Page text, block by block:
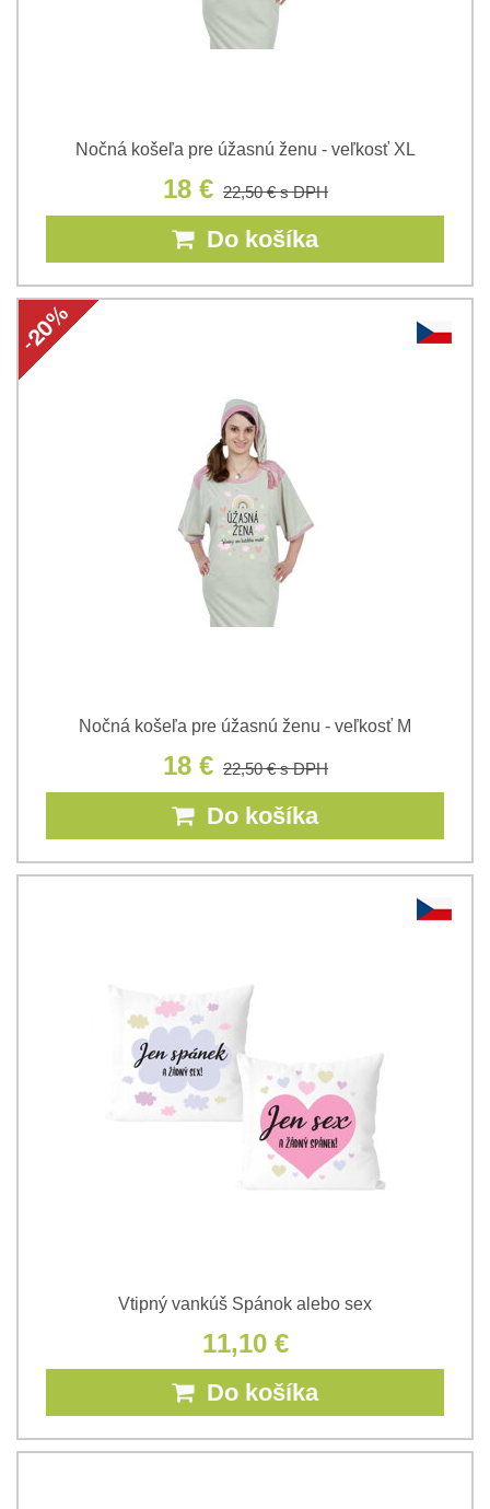
Nočná košeľa pre úžasnú ženu - veľkosť XL
18 € 22,50 €s DPH
Do košíka
Nočná košeľa pre úžasnú ženu - veľkosť M
18 € 22,50 €s DPH
Do košíka
Vtipný vankúš Spánok alebo sex
11,10 €
Do košíka